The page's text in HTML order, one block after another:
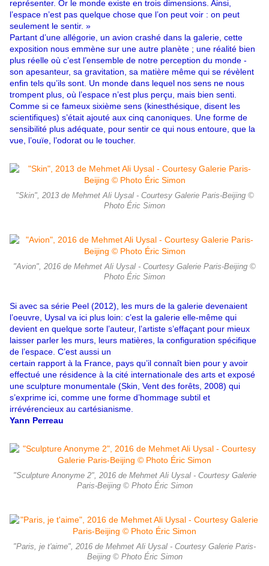
représenter. Or le monde existe en trois dimensions. Ainsi,
l’espace n’est pas quelque chose que l’on peut voir : on peut
seulement le sentir. »
Partant d’une allégorie, un avion crashé dans la galerie, cette
exposition nous emmène sur une autre planète ; une réalité bien
plus réelle où c’est l’ensemble de notre perception du monde -
son apesanteur, sa gravitation, sa matière même qui se révèlent
enfin tels qu’ils sont. Un monde dans lequel nos sens ne nous
trompent plus, où l’espace n’est plus perçu, mais bien senti.
Comme si ce fameux sixième sens (kinesthésique, disent les
scientifiques) s’était ajouté aux cinq canoniques. Une forme de
sensibilité plus adéquate, pour sentir ce qui nous entoure, que la
vue, l’ouïe, l’odorat ou le toucher.
"Skin", 2013 de Mehmet Ali Uysal - Courtesy Galerie Paris-Beijing ©
Photo Éric Simon
"Avion", 2016 de Mehmet Ali Uysal - Courtesy Galerie Paris-Beijing ©
Photo Éric Simon
Si avec sa série Peel (2012), les murs de la galerie devenaient
l’oeuvre, Uysal va ici plus loin: c’est la galerie elle-même qui
devient en quelque sorte l’auteur, l’artiste s’effaçant pour mieux
laisser parler les murs, leurs matières, la configuration spécifique
de l’espace. C’est aussi un
certain rapport à la France, pays qu’il connaît bien pour y avoir
effectué une résidence à la cité internationale des arts et exposé
une sculpture monumentale (Skin, Vent des forêts, 2008) qui
s’exprime ici, comme une forme d’hommage subtil et
irrévérencieux au cartésianisme.
Yann Perreau
"Sculpture Anonyme 2", 2016 de Mehmet Ali Uysal - Courtesy Galerie
Paris-Beijing © Photo Éric Simon
"Paris, je t'aime", 2016 de Mehmet Ali Uysal - Courtesy Galerie Paris-
Beijing © Photo Éric Simon